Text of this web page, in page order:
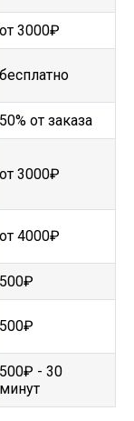
от 3000₽
бесплатно
50% от заказа
от 3000₽
от 4000₽
500₽
500₽
500₽ - 30
минут